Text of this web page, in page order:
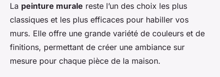
La peinture murale reste l’un des choix les plus
classiques et les plus efficaces pour habiller vos
murs. Elle offre une grande variété de couleurs et de
finitions, permettant de créer une ambiance sur
mesure pour chaque pièce de la maison.